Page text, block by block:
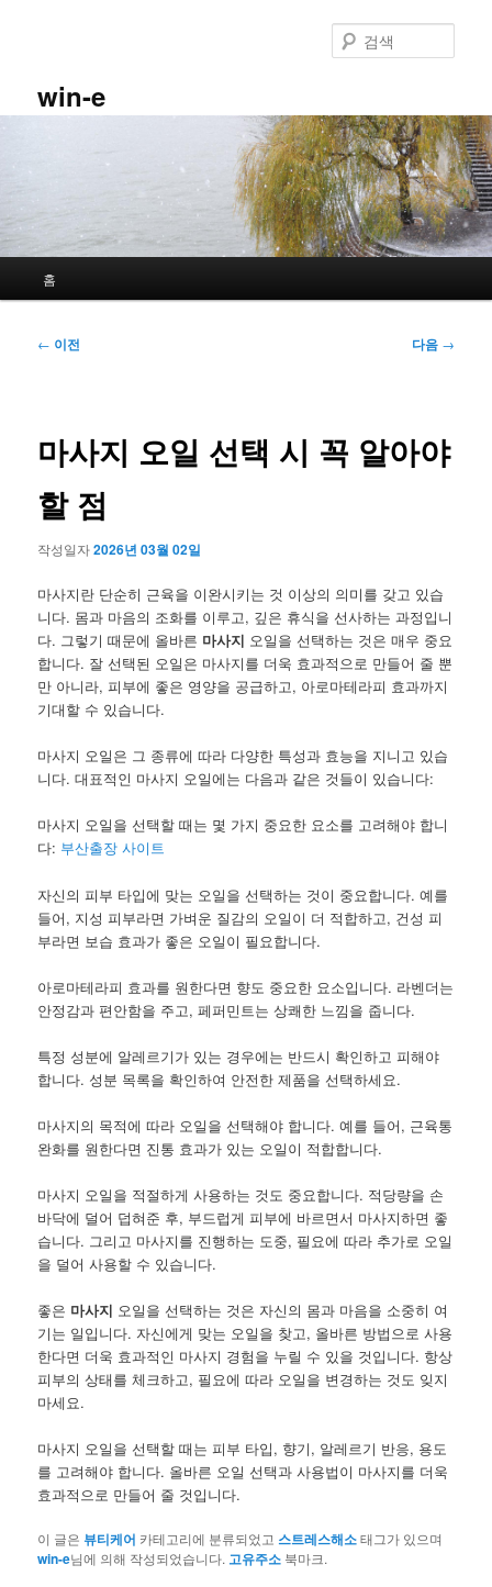
넘
기
win-e
색
홈
글
션
← 이전 다음 →
마사지 오일 선택 시 꼭 알아야
할 점
작성일자2026년 03월 02일
마사지란 단순히 근육을 이완시키는 것 이상의 의미를 갖고 있습
니다. 몸과 마음의 조화를 이루고, 깊은 휴식을 선사하는 과정입니
다. 그렇기 때문에 올바른 마사지 오일을 선택하는 것은 매우 중요
합니다. 잘 선택된 오일은 마사지를 더욱 효과적으로 만들어 줄 뿐
만 아니라, 피부에 좋은 영양을 공급하고, 아로마테라피 효과까지
기대할 수 있습니다.
마사지 오일은 그 종류에 따라 다양한 특성과 효능을 지니고 있습
니다. 대표적인 마사지 오일에는 다음과 같은 것들이 있습니다:
마사지 오일을 선택할 때는 몇 가지 중요한 요소를 고려해야 합니
다: 부산출장 사이트
자신의 피부 타입에 맞는 오일을 선택하는 것이 중요합니다. 예를
들어, 지성 피부라면 가벼운 질감의 오일이 더 적합하고, 건성 피
부라면 보습 효과가 좋은 오일이 필요합니다.
아로마테라피 효과를 원한다면 향도 중요한 요소입니다. 라벤더는
안정감과 편안함을 주고, 페퍼민트는 상쾌한 느낌을 줍니다.
특정 성분에 알레르기가 있는 경우에는 반드시 확인하고 피해야
합니다. 성분 목록을 확인하여 안전한 제품을 선택하세요.
마사지의 목적에 따라 오일을 선택해야 합니다. 예를 들어, 근육통
완화를 원한다면 진통 효과가 있는 오일이 적합합니다.
마사지 오일을 적절하게 사용하는 것도 중요합니다. 적당량을 손
바닥에 덜어 덥혀준 후, 부드럽게 피부에 바르면서 마사지하면 좋
습니다. 그리고 마사지를 진행하는 도중, 필요에 따라 추가로 오일
을 덜어 사용할 수 있습니다.
좋은 마사지 오일을 선택하는 것은 자신의 몸과 마음을 소중히 여
기는 일입니다. 자신에게 맞는 오일을 찾고, 올바른 방법으로 사용
한다면 더욱 효과적인 마사지 경험을 누릴 수 있을 것입니다. 항상
피부의 상태를 체크하고, 필요에 따라 오일을 변경하는 것도 잊지
마세요.
마사지 오일을 선택할 때는 피부 타입, 향기, 알레르기 반응, 용도
를 고려해야 합니다. 올바른 오일 선택과 사용법이 마사지를 더욱
효과적으로 만들어 줄 것입니다.
이 글은 뷰티케어 카테고리에 분류되었고 스트레스해소태그가 있으며
win-e님에 의해 작성되었습니다. 고유주소 북마크.